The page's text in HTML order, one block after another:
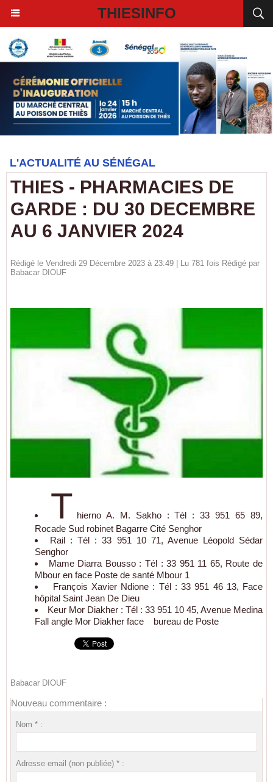
THIESINFO
L'ACTUALITÉ AU SÉNÉGAL
THIES - PHARMACIES DE
GARDE : DU 30 DECEMBRE
AU 6 JANVIER 2024
Rédigé le Vendredi 29 Décembre 2023 à 23:49 | Lu 781 fois Rédigé par
Babacar DIOUF
T hierno A. M. Sakho : Tél : 33 951 65 89,
Rocade Sud robinet Bagarre Cité Senghor
Rail : Tél : 33 951 10 71, Avenue Léopold Sédar
Senghor
Mame Diarra Bousso : Tél : 33 951 11 65, Route de
Mbour en face Poste de santé Mbour 1
François Xavier Ndione : Tél : 33 951 46 13, Face
hôpital Saint Jean De Dieu
Keur Mor Diakher : Tél : 33 951 10 45, Avenue Medina
Fall angle Mor Diakher face bureau de Poste
Babacar DIOUF
Nouveau commentaire :
Nom * :
Adresse email (non publiée) * :